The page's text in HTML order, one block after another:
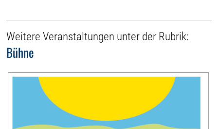
Weitere Veranstaltungen unter der Rubrik:
Bühne